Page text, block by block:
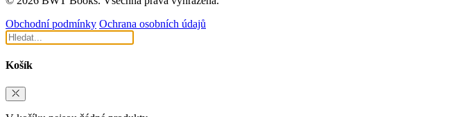
Obchodní podmínky Ochrana osobních údajů
Košík